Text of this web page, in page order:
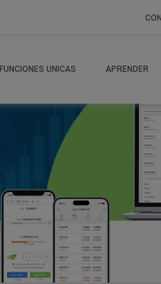
FUNCIONES UNICAS APRENDER